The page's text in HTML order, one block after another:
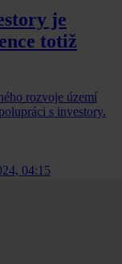
je
totiž
rozvoje území
s investory.
04:15